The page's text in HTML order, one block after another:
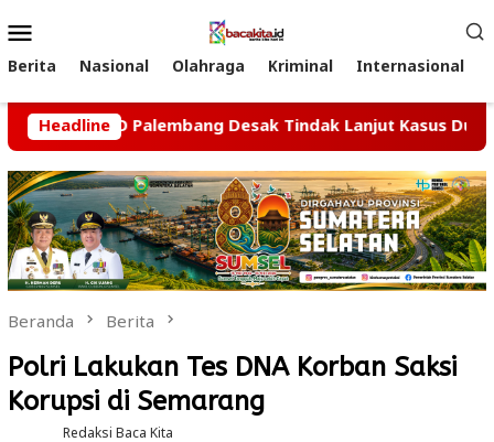
ke
kontenMobile
Berita Nasional Olahraga Kriminal Internasional
Headline
Palembang Desak Tindak Lanjut Kasus Dugaan
Beranda Berita
Polri Lakukan Tes DNA Korban Saksi
Korupsi di Semarang
Redaksi Baca Kita